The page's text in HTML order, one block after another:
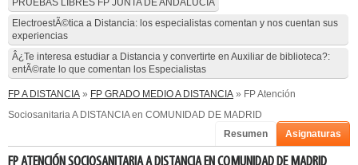
PRUEBAS LIBRES FP JUNTA DE ANDALUCÍA
ElectroestÃ©tica a Distancia: los especialistas comentan y nos cuentan sus
experiencias
Â¿Te interesa estudiar a Distancia y convertirte en Auxiliar de biblioteca?:
entÃ©rate lo que comentan los Especialistas
FP A DISTANCIA » FP GRADO MEDIO A DISTANCIA » FP Atención
Sociosanitaria A DISTANCIA en COMUNIDAD DE MADRID
Resumen
Asignaturas